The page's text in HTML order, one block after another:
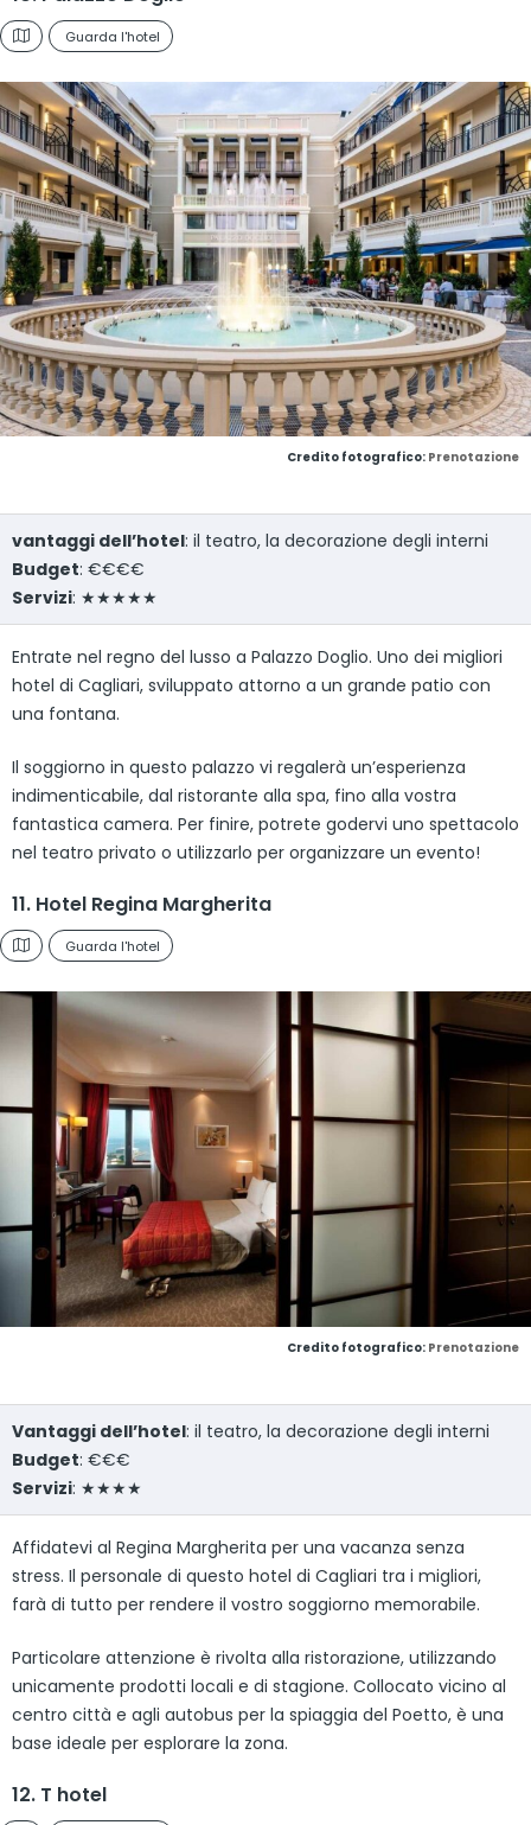
Guarda l'hotel
Credito fotografico: Prenotazione
vantaggi dell’hotel: il teatro, la decorazione degli interni
Budget: €€€€
Servizi: ★★★★★
Entrate nel regno del lusso a Palazzo Doglio. Uno dei migliori
hotel di Cagliari, sviluppato attorno a un grande patio con
una fontana.
Il soggiorno in questo palazzo vi regalerà un’esperienza
indimenticabile, dal ristorante alla spa, fino alla vostra
fantastica camera. Per finire, potrete godervi uno spettacolo
nel teatro privato o utilizzarlo per organizzare un evento!
11. Hotel Regina Margherita
Guarda l'hotel
Credito fotografico: Prenotazione
Vantaggi dell’hotel: il teatro, la decorazione degli interni
Budget: €€€
Servizi: ★★★★
Affidatevi al Regina Margherita per una vacanza senza
stress. Il personale di questo hotel di Cagliari tra i migliori,
farà di tutto per rendere il vostro soggiorno memorabile.
Particolare attenzione è rivolta alla ristorazione, utilizzando
unicamente prodotti locali e di stagione. Collocato vicino al
centro città e agli autobus per la spiaggia del Poetto, è una
base ideale per esplorare la zona.
12. T hotel